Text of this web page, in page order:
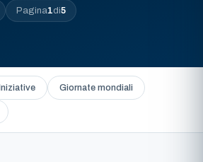
Pagina1di5
Iniziative Giornate mondiali